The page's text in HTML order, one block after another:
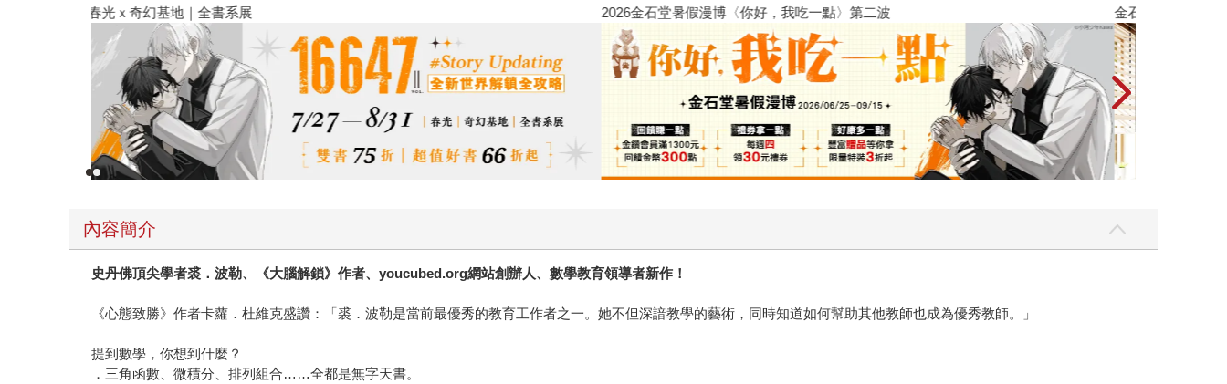
春光ｘ奇幻基地｜全書系展 2026金石堂暑假漫博〈你好，我吃一點〉第二波 金石堂2026海
內容簡介
史丹佛頂尖學者裘．波勒、《大腦解鎖》作者、youcubed.org網站創辦人、數學教育領導者新作！
《心態致勝》作者卡蘿．杜維克盛讚：「裘．波勒是當前最優秀的教育工作者之一。她不但深諳教學的藝術，同時知道如何幫助其他教師也成為優秀教師。」
提到數學，你想到什麼？
．三角函數、微積分、排列組合……全都是無字天書。